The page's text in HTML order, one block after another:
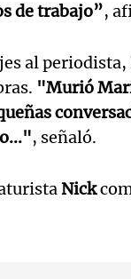
de trabajo”,
al periodista,
"Murió
, señaló.
Nick